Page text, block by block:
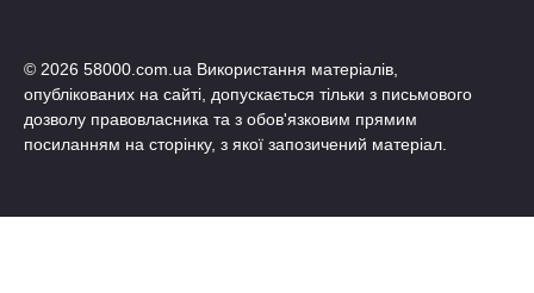
© 2026 58000.com.ua Використання матеріалів,
опублікованих на сайті, допускається тільки з письмового
дозволу правовласника та з обов'язковим прямим
посиланням на сторінку, з якої запозичений матеріал.